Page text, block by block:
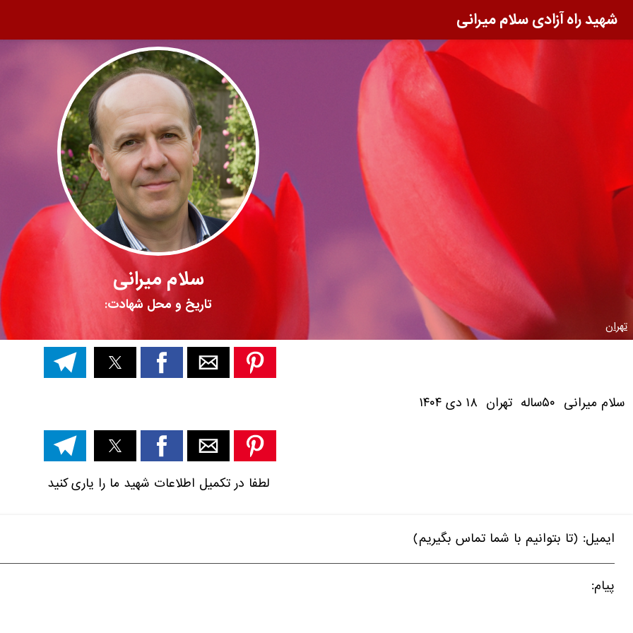
شهید راه آزادی سلام میرانی
سلام میرانی
تاریخ و محل شهادت:
تهران
سلام میرانی ۵۰ساله تهران ۱۸ دی ۱۴۰۴
لطفا در تکمیل اطلاعات شهید ما را یاری کنید
ایمیل: (تا بتوانیم با شما تماس بگیریم)
پیام: